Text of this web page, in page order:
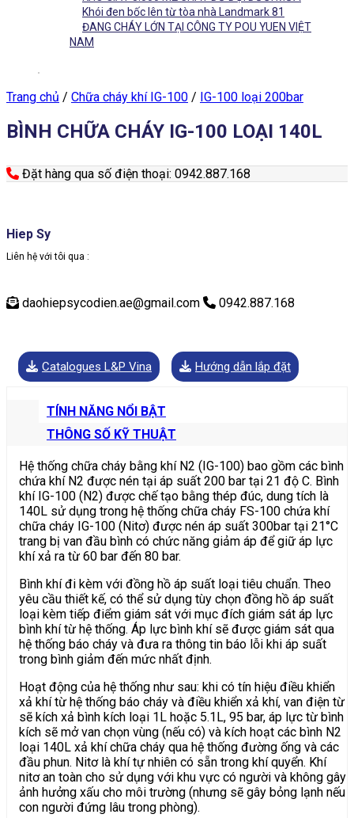
Khói đen bốc lên từ tòa nhà Landmark 81
ĐANG CHÁY LỚN TẠI CÔNG TY POU YUEN VIỆT
NAM
Trang chủ / Chữa cháy khí IG-100 / IG-100 loại 200bar
BÌNH CHỮA CHÁY IG-100 LOẠI 140L
Đặt hàng qua số điện thoại: 0942.887.168
Hiep Sy
Liên hệ với tôi qua :
daohiepsycodien.ae@gmail.com 0942.887.168
Catalogues L&P Vina Hướng dẫn lắp đặt
TÍNH NĂNG NỔI BẬT
THÔNG SỐ KỸ THUẬT
Hệ thống chữa cháy bằng khí N2 (IG-100) bao gồm các bình
chứa khí N2 được nén tại áp suất 200 bar tại 21 độ C. Bình
khí IG-100 (N2) được chế tạo bằng thép đúc, dung tích là
140L sử dụng trong hệ thống chữa cháy FS-100 chứa khí
chữa cháy IG-100 (Nitơ) được nén áp suất 300bar tại 21°C
trang bị van đầu bình có chức năng giảm áp để giữ áp lực
khí xả ra từ 60 bar đến 80 bar.
Bình khí đi kèm với đồng hồ áp suất loại tiêu chuẩn. Theo
yêu cầu thiết kế, có thể sử dụng tùy chọn đồng hồ áp suất
loại kèm tiếp điểm giám sát với mục đích giám sát áp lực
bình khí từ hệ thống. Áp lực bình khí sẽ được giám sát qua
hệ thống báo cháy và đưa ra thông tin báo lỗi khi áp suất
trong bình giảm đến mức nhất định.
Hoạt động của hệ thống như sau: khi có tín hiệu điều khiển
xả khí từ hệ thống báo cháy và điều khiển xả khí, van điện từ
sẽ kích xả bình kích loại 1L hoặc 5.1L, 95 bar, áp lực từ bình
kích sẽ mở van chọn vùng (nếu có) và kích hoạt các bình N2
loại 140L xả khí chữa cháy qua hệ thống đường ống và các
đầu phun. Nitơ là khí tự nhiên có sẵn trong khí quyển. Khí
nitơ an toàn cho sử dụng với khu vực có người và không gây
ảnh hưởng xấu cho môi trường (nhưng sẽ gây bỏng lạnh nếu
con người đứng lâu trong phòng).